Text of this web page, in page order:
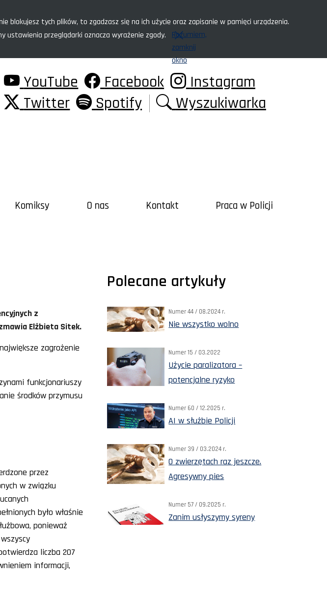
tych plików, to zgadzasz się na ich użycie oraz zapisanie w pamięci urządzenia.
ustawienia przeglądarki oznacza wyrażenie zgody.
Rozumiem,
zamknij
okno
YouTube Facebook
Instagram
Twitter
Spotify Wyszukiwarka
Komiksy O nas Kontakt Praca w Policji
z
Elżbieta Sitek.
zagrożenie
funkcjonariuszy
środków przymusu
przez
w związku
było właśnie
ponieważ
liczba 207
informacji,
Polecane artykuły
Numer 44 / 08.2024 r.
Nie wszystko wolno
Numer 15 / 03.2022
Użycie paralizatora –
potencjalne ryzyko
Numer 60 / 12.2025 r.
AI w służbie Policji
Numer 39 / 03.2024 r.
O zwierzętach raz jeszcze.
Agresywny pies
Numer 57 / 09.2025 r.
Zanim usłyszymy syreny